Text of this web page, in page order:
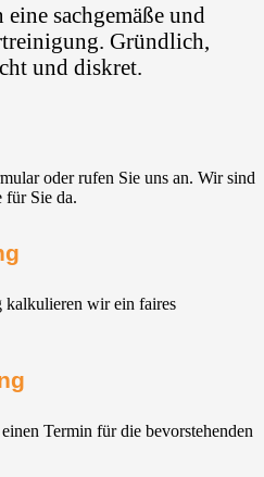
sachgemäße und
Gründlich,
und diskret.
oder rufen Sie uns an. Wir sind
für Sie da.
kalkulieren wir ein faires
Termin für die bevorstehenden